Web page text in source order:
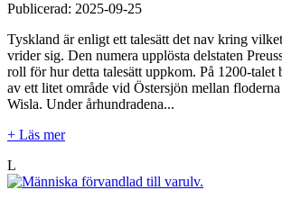
Publicerad: 2025-09-25
Tyskland är enligt ett talesätt det nav kring
vrider sig. Den numera upplösta delstaten
roll för hur detta talesätt uppkom. På 1200-talet
av ett litet område vid Östersjön mellan
Wisla. Under århundradena...
+ Läs mer
L